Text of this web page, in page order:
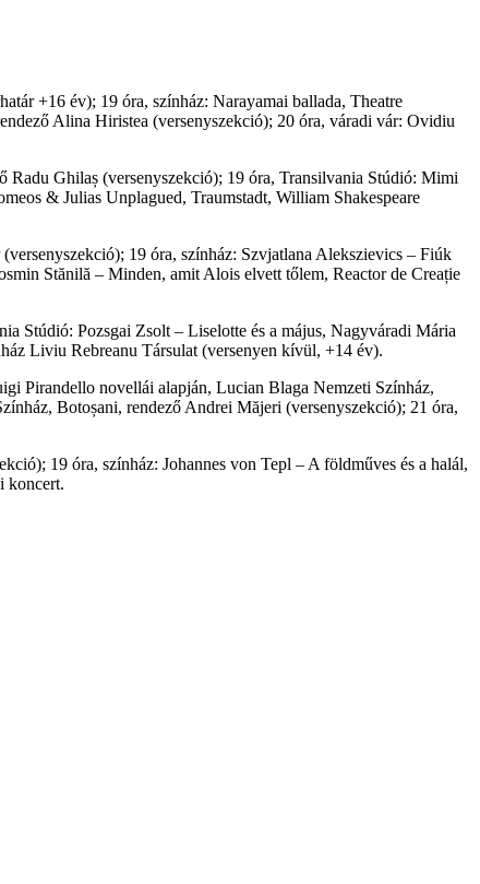
+16 év); 19 óra, színház: Narayamai ballada, Theatre
Alina Hiristea (versenyszekció); 20 óra, váradi vár: Ovidiu
Ghilaș (versenyszekció); 19 óra, Transilvania Stúdió: Mimi
& Julias Unplagued, Traumstadt, William Shakespeare
19 óra, színház: Szvjatlana Alekszievics – Fiúk
Stănilă – Minden, amit Alois elvett tőlem, Reactor de Creație
Stúdió: Pozsgai Zsolt – Liselotte és a május, Nagyváradi Mária
Liviu Rebreanu Társulat (versenyen kívül, +14 év).
Pirandello novellái alapján, Lucian Blaga Nemzeti Színház,
Botoșani, rendező Andrei Măjeri (versenyszekció); 21 óra,
19 óra, színház: Johannes von Tepl – A földműves és a halál,
koncert.